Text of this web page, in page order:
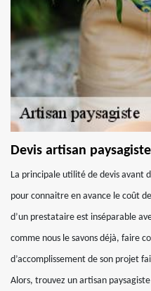
Devis artisan paysagiste
La principale utilité de devis avant
pour connaitre en avance le coût
d’un prestataire est inséparable
comme nous le savons déjà, faire
d’accomplissement de son projet
Alors, trouvez un artisan